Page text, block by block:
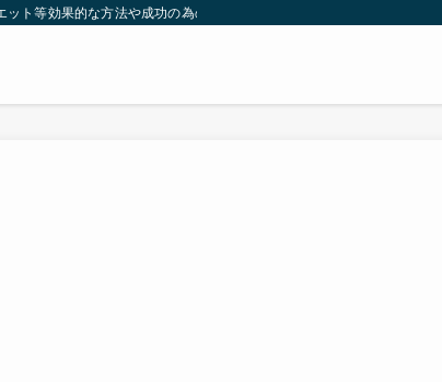
ト等効果的な方法や成功の為の秘訣等。太ったり悩んでいる方々が